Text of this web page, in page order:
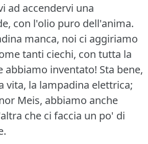
ad accendervi una
con l'olio puro dell'anima.
manca, noi ci aggiriamo
tanti ciechi, con tutta la
abbiamo inventato! Sta bene,
vita, la lampadina elettrica;
Meis, abbiamo anche
che ci faccia un po' di